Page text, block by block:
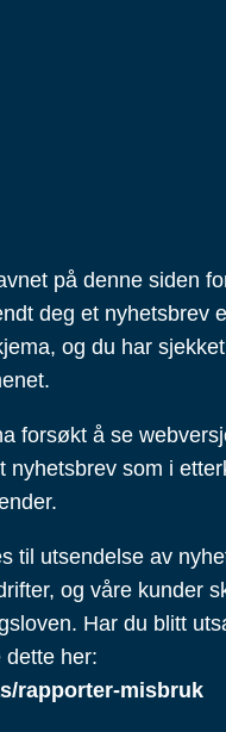
på denne siden
deg et nyhetsbrev
og du har sjekket
forsøkt å se
nyhetsbrev som i
til utsendelse av
og våre kunder
Har du blitt
dette her:
rapporter-misbruk